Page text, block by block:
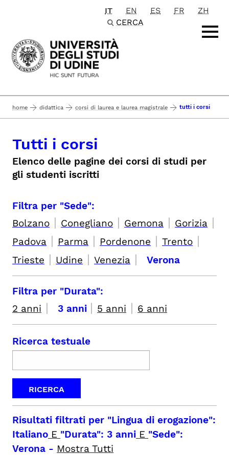
Passa al contenuto principale
IT EN ES FR
ZH
CERCA
home didattica corsi di laurea e laurea magistrale tutti i corsi
Tutti i corsi
Elenco delle pagine dei corsi di studi per
gli studenti iscritti
Filtra per "Sede":
Bolzano | Conegliano | Gemona | Gorizia |
Padova | Parma | Pordenone | Trento |
Trieste | Udine | Venezia | Verona
Filtra per "Durata":
2 anni | 3 anni | 5 anni | 6 anni
Ricerca testuale
Risultati filtrati per "Lingua di erogazione":
Italiano E "Durata": 3 anni E "Sede":
Verona - Mostra Tutti